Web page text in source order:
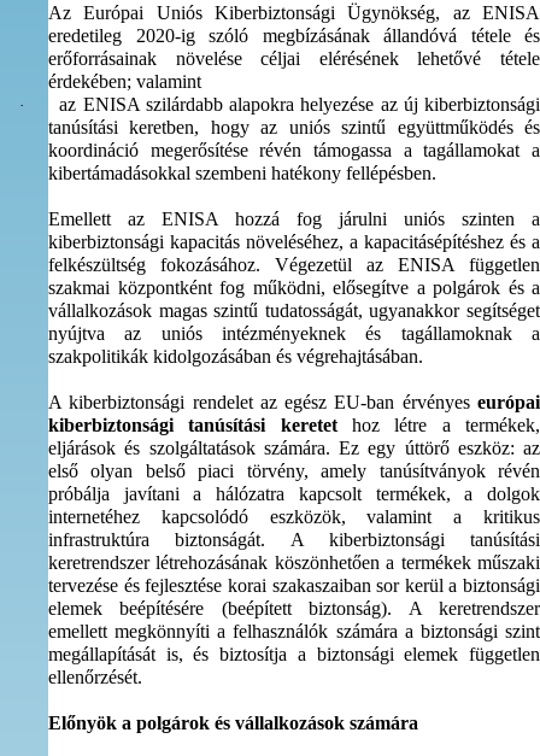
Az Európai Uniós Kiberbiztonsági Ügynökség, az ENISA
eredetileg 2020-ig szóló megbízásának állandóvá tétele és
erőforrásainak növelése céljai elérésének lehetővé tétele
érdekében; valamint
·
az ENISA szilárdabb alapokra helyezése az új kiberbiztonsági
tanúsítási keretben, hogy az uniós szintű együttműködés és
koordináció megerősítése révén támogassa a tagállamokat a
kibertámadásokkal szembeni hatékony fellépésben.
Emellett az ENISA hozzá fog járulni uniós szinten a
kiberbiztonsági kapacitás növeléséhez, a kapacitásépítéshez és a
felkészültség fokozásához. Végezetül az ENISA független
szakmai központként fog működni, elősegítve a polgárok és a
vállalkozások magas szintű tudatosságát, ugyanakkor segítséget
nyújtva az uniós intézményeknek és tagállamoknak a
szakpolitikák kidolgozásában és végrehajtásában.
A kiberbiztonsági rendelet az egész EU-ban érvényes európai
kiberbiztonsági tanúsítási keretethoz létre a termékek,
eljárások és szolgáltatások számára. Ez egy úttörő eszköz: az
első olyan belső piaci törvény, amely tanúsítványok révén
próbálja javítani a hálózatra kapcsolt termékek, a dolgok
internetéhez kapcsolódó eszközök, valamint a kritikus
infrastruktúra biztonságát. A kiberbiztonsági tanúsítási
keretrendszer létrehozásának köszönhetően a termékek műszaki
tervezése és fejlesztése korai szakaszaiban sor kerül a biztonsági
elemek beépítésére (beépített biztonság). A keretrendszer
emellett megkönnyíti a felhasználók számára a biztonsági szint
megállapítását is, és biztosítja a biztonsági elemek független
ellenőrzését.
Előnyök a polgárok és vállalkozások számára